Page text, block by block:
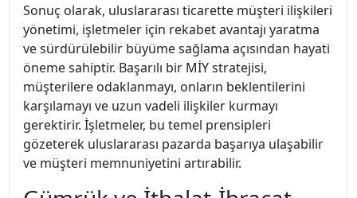
Sonuç olarak, uluslararası ticarette müşteri ilişkileri
yönetimi, işletmeler için rekabet avantajı yaratma
ve sürdürülebilir büyüme sağlama açısından hayati
öneme sahiptir. Başarılı bir MİY stratejisi,
müşterilere odaklanmayı, onların beklentilerini
karşılamayı ve uzun vadeli ilişkiler kurmayı
gerektirir. İşletmeler, bu temel prensipleri
gözeterek uluslararası pazarda başarıya ulaşabilir
ve müşteri memnuniyetini artırabilir.